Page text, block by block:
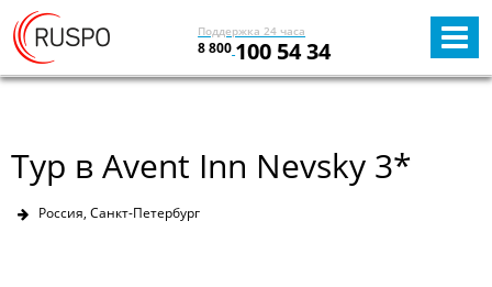
Поддержка 24 часа
8 800 100 54 34
Тур в Avent Inn Nevsky 3*
Россия, Санкт-Петербург